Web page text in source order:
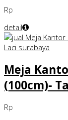
Rp
detail
Meja
(100cm)-
Rp